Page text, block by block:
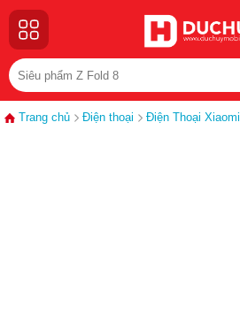
Trang chủ Điện thoại Điện Thoại Xiaomi